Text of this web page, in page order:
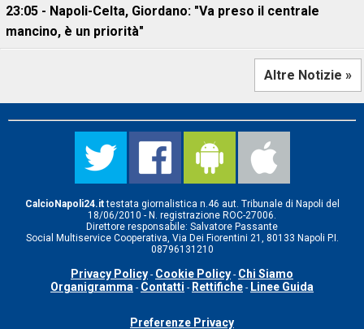
23:05 - Napoli-Celta, Giordano: "Va preso il centrale
mancino, è un priorità"
Altre Notizie »
CalcioNapoli24.ittestata giornalistica n.46 aut. Tribunale di Napoli del
18/06/2010 - N. registrazione ROC-27006.
Direttore responsabile: Salvatore Passante
Social Multiservice Cooperativa, Via Dei Fiorentini 21, 80133 Napoli P.I.
08796131210
Privacy Policy - Cookie Policy - Chi Siamo
Organigramma - Contatti - Rettifiche - Linee Guida
Preferenze Privacy